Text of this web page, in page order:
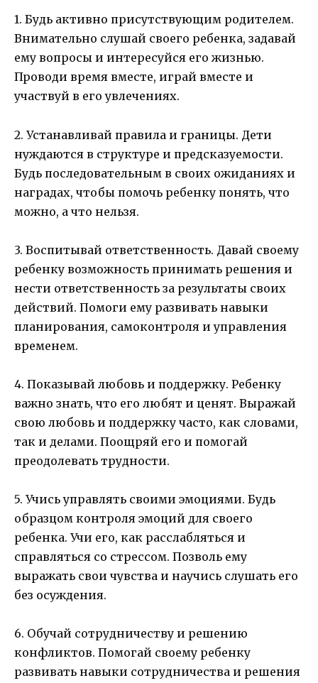
1. Будь активно присутствующим родителем.
Внимательно слушай своего ребенка, задавай
ему вопросы и интересуйся его жизнью.
Проводи время вместе, играй вместе и
участвуй в его увлечениях.
2. Устанавливай правила и границы. Дети
нуждаются в структуре и предсказуемости.
Будь последовательным в своих ожиданиях и
наградах, чтобы помочь ребенку понять, что
можно, а что нельзя.
3. Воспитывай ответственность. Давай своему
ребенку возможность принимать решения и
нести ответственность за результаты своих
действий. Помоги ему развивать навыки
планирования, самоконтроля и управления
временем.
4. Показывай любовь и поддержку. Ребенку
важно знать, что его любят и ценят. Выражай
свою любовь и поддержку часто, как словами,
так и делами. Поощряй его и помогай
преодолевать трудности.
5. Учись управлять своими эмоциями. Будь
образцом контроля эмоций для своего
ребенка. Учи его, как расслабляться и
справляться со стрессом. Позволь ему
выражать свои чувства и научись слушать его
без осуждения.
6. Обучай сотрудничеству и решению
конфликтов. Помогай своему ребенку
развивать навыки сотрудничества и решения